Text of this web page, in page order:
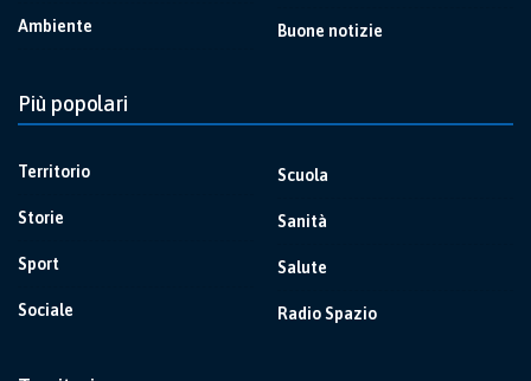
Ambiente Buone notizie
Più popolari
Territorio
Storie
Sport
Sociale
Scuola
Sanità
Salute
Radio Spazio